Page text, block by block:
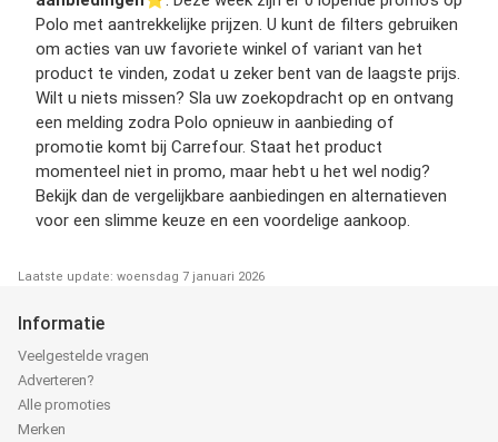
Polo met aantrekkelijke prijzen. U kunt de filters gebruiken
om acties van uw favoriete winkel of variant van het
product te vinden, zodat u zeker bent van de laagste prijs.
Wilt u niets missen? Sla uw zoekopdracht op en ontvang
een melding zodra Polo opnieuw in aanbieding of
promotie komt bij Carrefour. Staat het product
momenteel niet in promo, maar hebt u het wel nodig?
Bekijk dan de vergelijkbare aanbiedingen en alternatieven
voor een slimme keuze en een voordelige aankoop.
Laatste update: woensdag 7 januari 2026
Informatie
Veelgestelde vragen
Adverteren?
Alle promoties
Merken